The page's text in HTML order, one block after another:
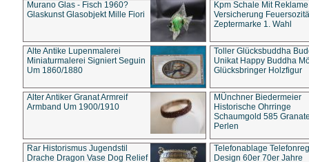
Murano Glas - Fisch 1960?
Glaskunst Glasobjekt Mille Fiori
Kpm Schale Mit Reklame
Versicherung
Zeptermarke 1. Wahl
Alte Antike Lupenmalerei
Miniaturmalerei Signiert Seguin
Um 1860/1880
Toller Glücksbuddha
Unikat Happy Buddha
Glücksbringer Holzfigur
Alter Antiker Granat Armreif
Armband Um 1900/1910
MÜnchner Biedermeier
Historische Ohrringe
Schaumgold 585
Perlen
Rar Historismus Jugendstil
Drache Dragon Vase Dog Relief
Telefonablage
Design 60er 70er Jahre